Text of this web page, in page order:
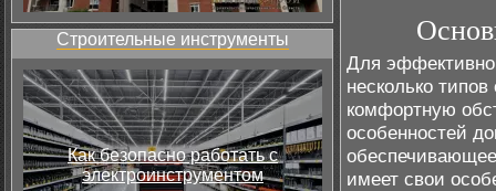
Строительные инструменты
Как безопасно работать с
электроинструментом
Для
несколько
комфортную
особенностей
имеет свои